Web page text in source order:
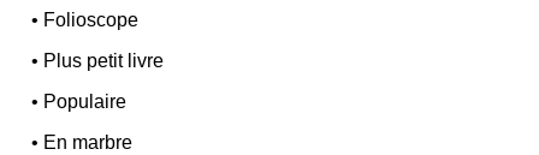
• Folioscope
• Plus petit livre
• Populaire
• En marbre